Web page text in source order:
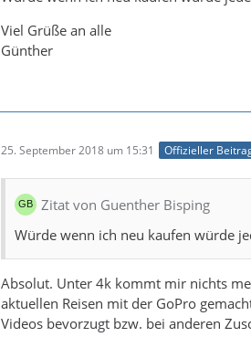
Viel Grüße an alle
Günther
25. September 2018 um 15:31 Offizieller
Zitat von Guenther Bisping
Würde wenn ich neu kaufen würde
Absolut. Unter 4k kommt mir nichts
aktuellen Reisen mit der GoPro
Videos bevorzugt bzw. bei anderen